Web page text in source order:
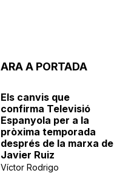
ARA A PORTADA
Els canvis que
confirma Televisió
Espanyola per a la
pròxima temporada
després de la marxa de
Javier Ruiz
Víctor Rodrigo